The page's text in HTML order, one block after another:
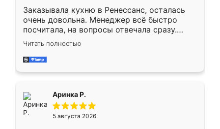
Заказывала кухню в Ренессанс, осталась
очень довольна. Менеджер всё быстро
посчитала, на вопросы отвечала сразу.
Замерщик приехал в субботу, подошёл к
делу со всей ответственностью. Собрали
за день, ребята работали аккуратно, даже
Читать полностью
Аринка Р.
5 августа 2026